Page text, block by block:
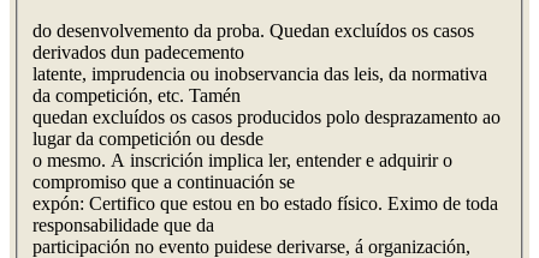
do desenvolvemento da proba. Quedan excluídos os casos
derivados dun padecemento
latente, imprudencia ou inobservancia das leis, da normativa
da competición, etc. Tamén
quedan excluídos os casos producidos polo desprazamento ao
lugar da competición ou desde
o mesmo. A inscrición implica ler, entender e adquirir o
compromiso que a continuación se
expón: Certifico que estou en bo estado físico. Eximo de toda
responsabilidade que da
participación no evento puidese derivarse, á organización,